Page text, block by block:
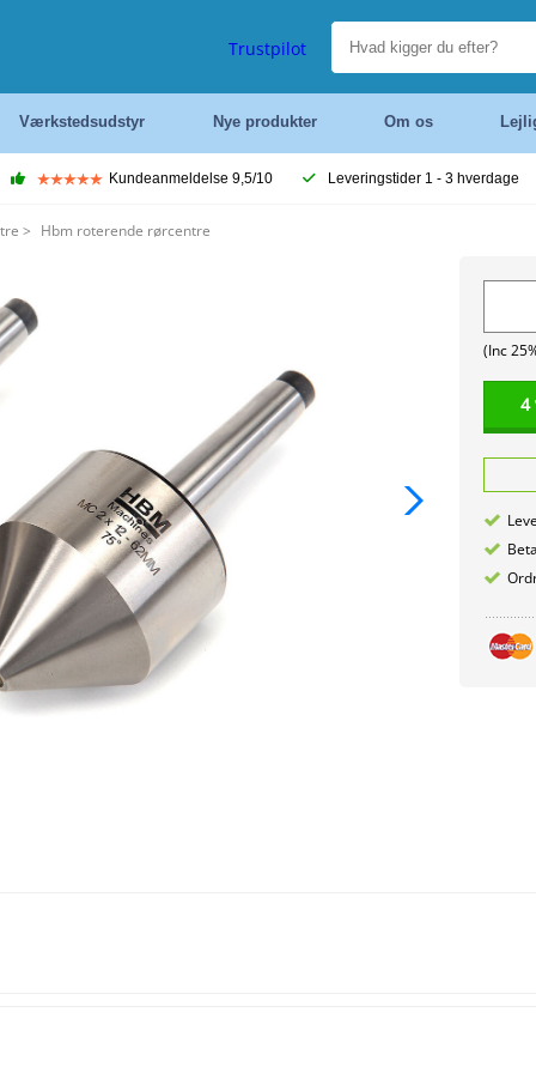
Trustpilot
Værkstedsudstyr Nye produkter Om os
Kundeanmeldelse 9,5/10 Leveringstider 1 - 3 hverdage
> Hbm roterende rørcentre
(Inc
4